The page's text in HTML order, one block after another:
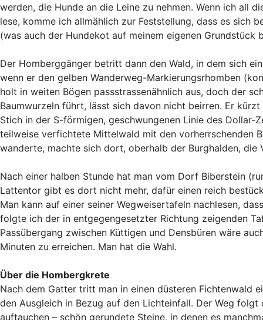
werden, die Hunde an die Leine zu nehmen. Wenn ich all
lese, komme ich allmählich zur Feststellung, dass es sich
(was auch der Hundekot auf meinem eigenen Grundstück
Der Homberggänger betritt dann den Wald, in dem sich
wenn er den gelben Wanderweg-Markierungsrhomben
holt in weiten Bögen passstrassenähnlich aus, doch der
Baumwurzeln führt, lässt sich davon nicht beirren. Er
Stich in der S-förmigen, geschwungenen Linie des Dollar-
teilweise verfichtete Mittelwald mit den vorherrschenden
wanderte, machte sich dort, oberhalb der Burghalden, die
Nach einer halben Stunde hat man vom Dorf Biberstein
Lattentor gibt es dort nicht mehr, dafür einen reich
Man kann auf einer seiner Wegweisertafeln nachlesen,
folgte ich der in entgegengesetzter Richtung zeigenden
Passübergang zwischen Küttigen und Densbüren wäre
Minuten zu erreichen. Man hat die Wahl.
Über die Hombergkrete
Nach dem Gatter tritt man in einen düsteren Fichtenwald
den Ausgleich in Bezug auf den Lichteinfall. Der Weg
auftauchen – schön gerundete Steine, in denen es